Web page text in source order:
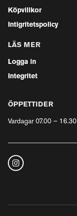
Köpvillkor
Intigritetspolicy
LÄS MER
Logga in
Integritet
ÖPPETTIDER
Vardagar 07.00 – 16.30